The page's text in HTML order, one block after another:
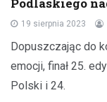
19 sierpnia 2023
Dopuszczając do
emocji, finał 25.
Polski i 24.